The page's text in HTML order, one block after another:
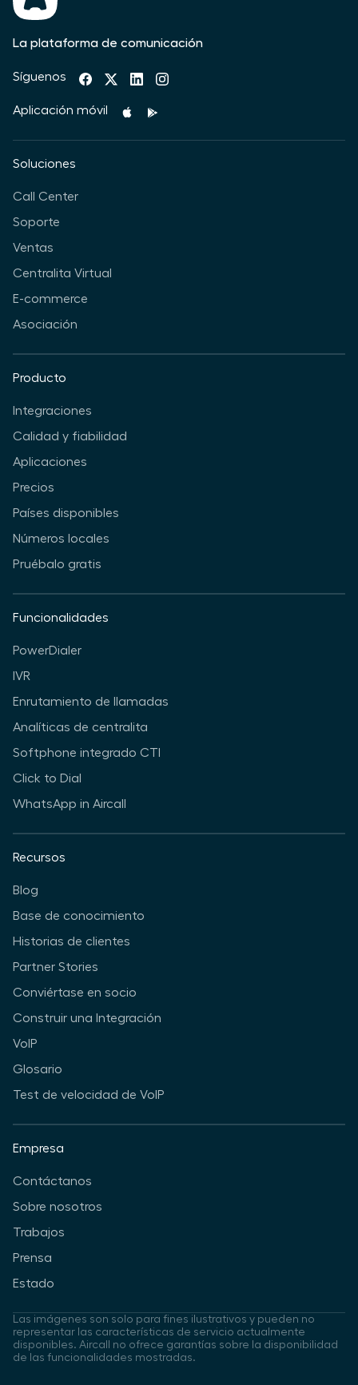
La plataforma de comunicación
Síguenos
Aplicación móvil
Soluciones
Call Center
Soporte
Ventas
Centralita Virtual
E-commerce
Asociación
Producto
Integraciones
Calidad y fiabilidad
Aplicaciones
Precios
Países disponibles
Números locales
Pruébalo gratis
Funcionalidades
PowerDialer
IVR
Enrutamiento de llamadas
Analíticas de centralita
Softphone integrado CTI
Click to Dial
WhatsApp in Aircall
Recursos
Blog
Base de conocimiento
Historias de clientes
Partner Stories
Conviértase en socio
Construir una Integración
VoIP
Glosario
Test de velocidad de VoIP
Empresa
Contáctanos
Sobre nosotros
Trabajos
Prensa
Estado
Las imágenes son solo para fines ilustrativos y pueden no
representar las características de servicio actualmente
disponibles. Aircall no ofrece garantías sobre la disponibilidad
de las funcionalidades mostradas.